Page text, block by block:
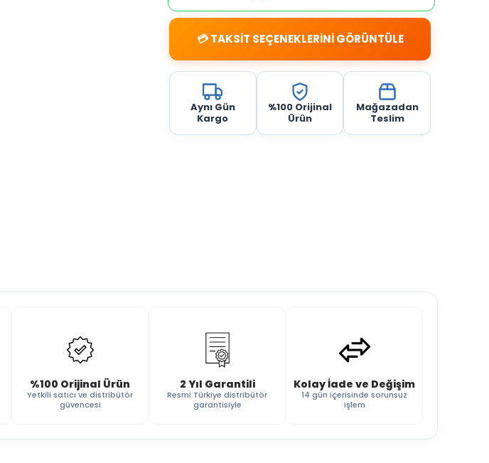
💳 TAKSİT SEÇENEKLERİNİ GÖRÜNTÜLE
Aynı Gün
Kargo
%100 Orijinal
Ürün
Mağazadan
Teslim
%100 Orijinal Ürün
Yetkili satıcı ve distribütör
güvencesi
2 Yıl Garantili
Resmi Türkiye distribütör
garantisiyle
Kolay İade ve Değişim
14 gün içerisinde sorunsuz
işlem